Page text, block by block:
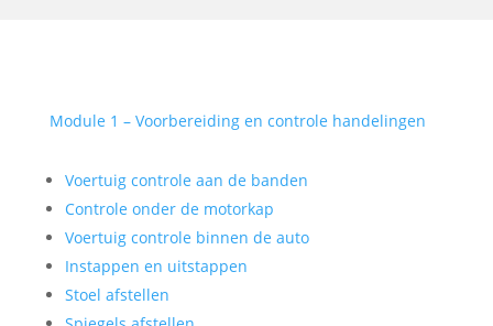
Module 1 – Voorbereiding en controle handelingen
Voertuig controle aan de banden
Controle onder de motorkap
Voertuig controle binnen de auto
Instappen en uitstappen
Stoel afstellen